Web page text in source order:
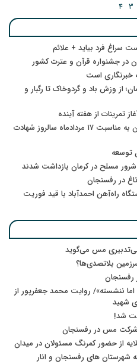
3
4
سراغ فرد بیاید + علائم
جشنواره قرآن و عترت کشور
خبرنگاری است
از وزش باد و گردوخاک تا رگبار و
پیام رئیس کل دادگستری استان کرمان به مناسبت ۱۷ مردادماه سالروز شهادت
توسعه
در رفسنجان
راه‌آهن احمدآباد با قید فوریت
بی‌تدبیری مس می‌گوید
بلاتصدی‌ها؟
رفسنجان
ننشسته»/ روایت محمد جعفرپور از
شد!
شرکت مس در رفسنجان
از حضور کمرنگ مسئولان در میدان
شهرستان های رفسنجان و انار